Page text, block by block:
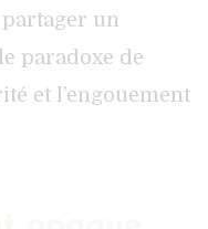
un
paradoxe de
et l’engouement